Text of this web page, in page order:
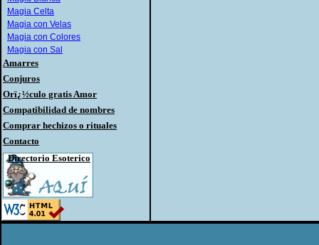
Magia Celta
Magia con Velas
Magia con Colores
Magia con Sal
Amarres
Conjuros
Orï¿½culo gratis Amor
Compatibilidad de nombres
Comprar hechizos o rituales
Contacto
Directorio Esoterico